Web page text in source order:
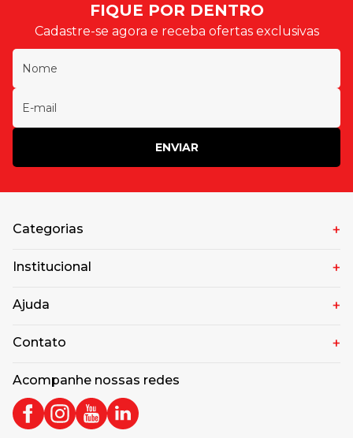
FIQUE POR DENTRO
Cadastre-se agora e receba ofertas exclusivas
ENVIAR
Categorias
Institucional
Ajuda
Contato
Acompanhe nossas redes